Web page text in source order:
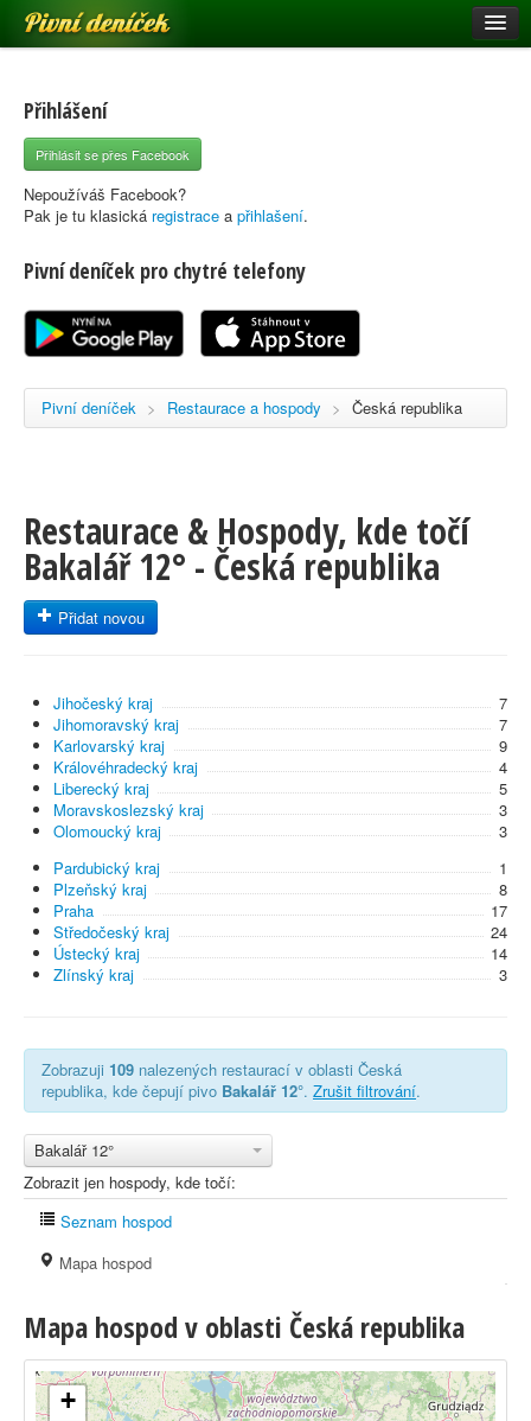
Pivní deníček
Pivní mapa
Pivní značky
Nápověda
Registrace
Přihlášení
Přihlásit se přes Facebook
Nepoužíváš Facebook?
Pak je tu klasická registrace a přihlašení.
Pivní deníček pro chytré telefony
Pivní deníček > Restaurace a hospody > Česká republika
Restaurace & Hospody, kde točí
Bakalář 12° - Česká republika
Přidat novou
Jihočeský kraj
7
Jihomoravský kraj
7
Karlovarský kraj
9
Královéhradecký kraj
4
Liberecký kraj
5
Moravskoslezský kraj
3
Olomoucký kraj
3
Pardubický kraj
1
Plzeňský kraj
8
Praha
17
Středočeský kraj
24
Ústecký kraj
14
Zlínský kraj
3
Zobrazuji 109 nalezených restaurací v oblasti Česká
republika, kde čepují pivo Bakalář 12°. Zrušit filtrování.
Bakalář 12°
Zobrazit jen hospody, kde točí:
Seznam hospod
Mapa hospod
Mapa hospod v oblasti Česká republika
+